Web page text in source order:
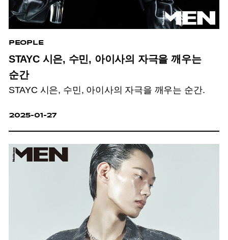
PEOPLE
STAYC 시은, 수민, 아이사의 자극을 깨우는
순간
STAYC 시은, 수민, 아이사의 자극을 깨우는 순간.
2025-01-27